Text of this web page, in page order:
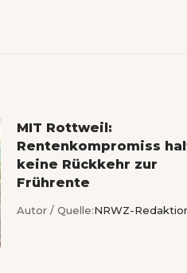
MIT Rottweil:
Rentenkompromiss
keine Rückkehr zur
Frührente
Autor / Quelle:NRWZ-